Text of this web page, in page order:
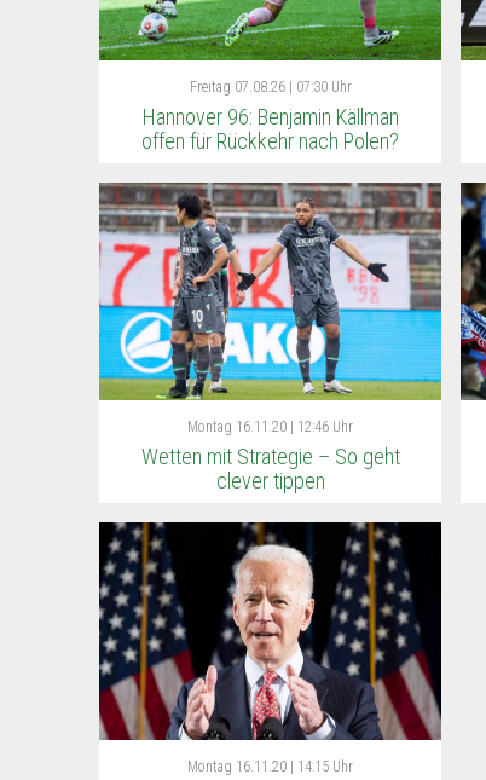
Freitag 07.08.26 | 07:30 Uhr
Hannover 96: Benjamin Källman
offen für Rückkehr nach Polen?
Montag 16.11.20 | 12:46 Uhr
Wetten mit Strategie – So geht
clever tippen
Montag 16.11.20 | 14:15 Uhr